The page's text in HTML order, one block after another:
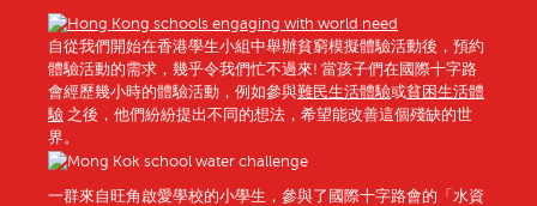
自從我們開始在香港學生小組中舉辦貧窮模擬體驗活動後，預約
體驗活動的需求，幾乎令我們忙不過來! 當孩子們在國際十字路
會經歷幾小時的體驗活動，例如參與難民生活體驗或貧困生活體
驗 之後，他們紛紛提出不同的想法，希望能改善這個殘缺的世
界。
一群來自旺角啟愛學校的小學生，參與了國際十字路會的「水資